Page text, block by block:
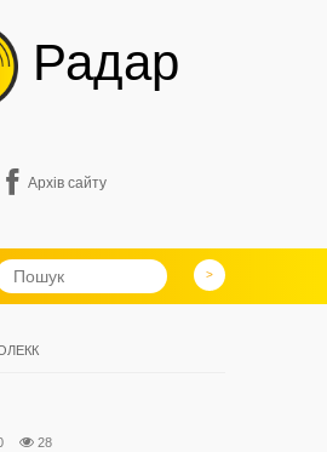
Радар
Архів сайту
28